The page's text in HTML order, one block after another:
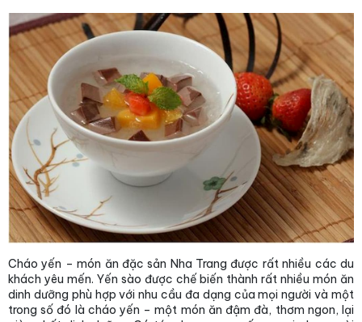
Cháo yến – món ăn đặc sản Nha Trang được rất nhiều các du
khách yêu mến. Yến sào được chế biến thành rất nhiều món ăn
dinh dưỡng phù hợp với nhu cầu đa dạng của mọi người và một
trong số đó là cháo yến – một món ăn đậm đà, thơm ngon, lại